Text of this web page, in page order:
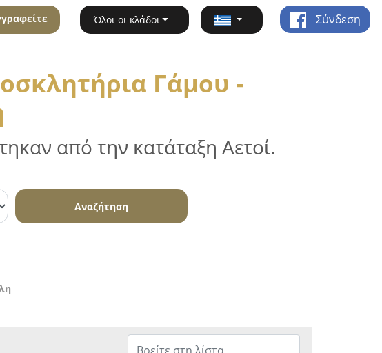
Όλοι οι κλάδοι Σύνδεση
Γάμου -
από την κατάταξη Αετοί.
Αναζήτηση